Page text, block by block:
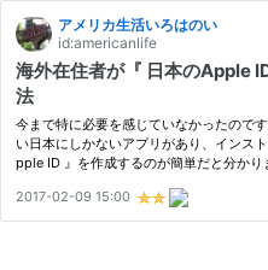
アメリカ生活いろはのい
id:americanlife
海外在住者が『 日本のApple
法
今まで特に必要を感じていなかったので
い日本にしかないアプリがあり、インス
pple ID 』を作成するのが簡単だと分かり
その方法をご紹介したいと思います。 海
2017-02-09 15:00